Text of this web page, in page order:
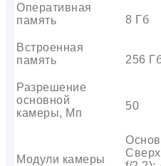
Оперативная
память
8 Гб
Встроенная
память
256
Разрешение
основной
камеры, Мп
50
Модули камеры